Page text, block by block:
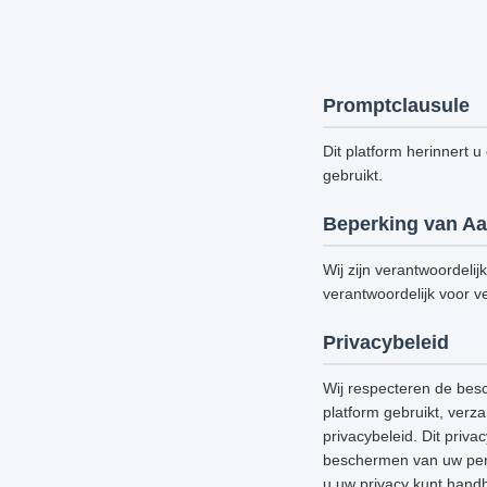
Promptclausule
Dit platform herinnert
gebruikt.
Beperking van
Wij zijn
verantwoordelijk voor
Privacybeleid
Wij respecteren de
platform gebruikt,
privacybeleid. Dit
beschermen van uw